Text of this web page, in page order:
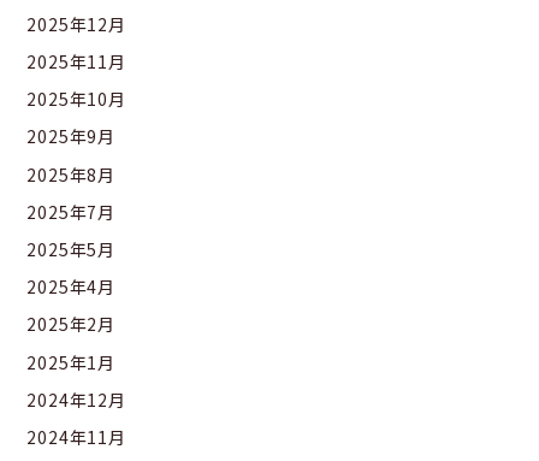
2025年12月
2025年11月
2025年10月
2025年9月
2025年8月
2025年7月
2025年5月
2025年4月
2025年2月
2025年1月
2024年12月
2024年11月